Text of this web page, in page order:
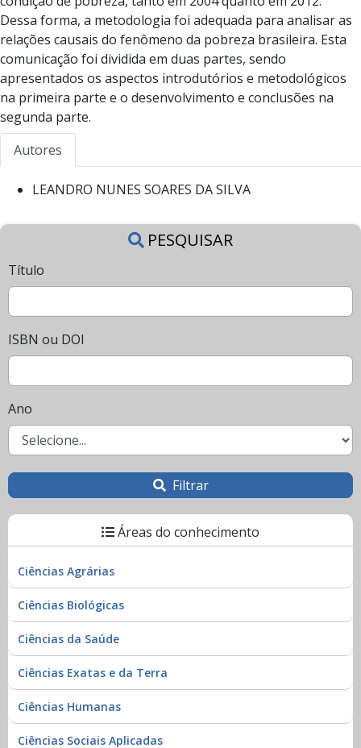
Dessa forma, a metodologia foi adequada para analisar as
relações causais do fenômeno da pobreza brasileira. Esta
comunicação foi dividida em duas partes, sendo
apresentados os aspectos introdutórios e metodológicos
na primeira parte e o desenvolvimento e conclusões na
segunda parte.
Autores
LEANDRO NUNES SOARES DA SILVA
PESQUISAR
Título
ISBN ou DOI
Ano
Filtrar
Áreas do conhecimento
Ciências Agrárias
Ciências Biológicas
Ciências da Saúde
Ciências Exatas e da Terra
Ciências Humanas
Ciências Sociais Aplicadas